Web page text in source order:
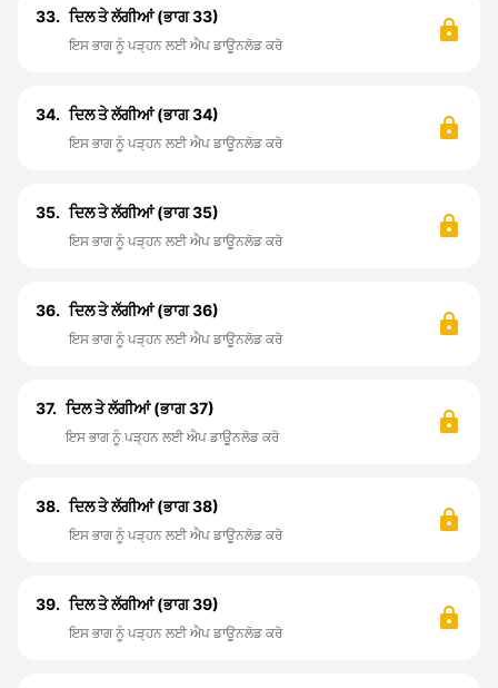
33. ਦਿਲ ਤੇ ਲੱਗੀਆਂ (ਭਾਗ 33)
ਇਸ ਭਾਗ ਨੂੰ ਪੜ੍ਹਨ ਲਈ ਐਪ ਡਾਊਨਲੋਡ ਕਰੋ
34. ਦਿਲ ਤੇ ਲੱਗੀਆਂ (ਭਾਗ 34)
ਇਸ ਭਾਗ ਨੂੰ ਪੜ੍ਹਨ ਲਈ ਐਪ ਡਾਊਨਲੋਡ ਕਰੋ
35. ਦਿਲ ਤੇ ਲੱਗੀਆਂ (ਭਾਗ 35)
ਇਸ ਭਾਗ ਨੂੰ ਪੜ੍ਹਨ ਲਈ ਐਪ ਡਾਊਨਲੋਡ ਕਰੋ
36. ਦਿਲ ਤੇ ਲੱਗੀਆਂ (ਭਾਗ 36)
ਇਸ ਭਾਗ ਨੂੰ ਪੜ੍ਹਨ ਲਈ ਐਪ ਡਾਊਨਲੋਡ ਕਰੋ
37. ਦਿਲ ਤੇ ਲੱਗੀਆਂ (ਭਾਗ 37)
ਇਸ ਭਾਗ ਨੂੰ ਪੜ੍ਹਨ ਲਈ ਐਪ ਡਾਊਨਲੋਡ ਕਰੋ
38. ਦਿਲ ਤੇ ਲੱਗੀਆਂ (ਭਾਗ 38)
ਇਸ ਭਾਗ ਨੂੰ ਪੜ੍ਹਨ ਲਈ ਐਪ ਡਾਊਨਲੋਡ ਕਰੋ
39. ਦਿਲ ਤੇ ਲੱਗੀਆਂ (ਭਾਗ 39)
ਇਸ ਭਾਗ ਨੂੰ ਪੜ੍ਹਨ ਲਈ ਐਪ ਡਾਊਨਲੋਡ ਕਰੋ